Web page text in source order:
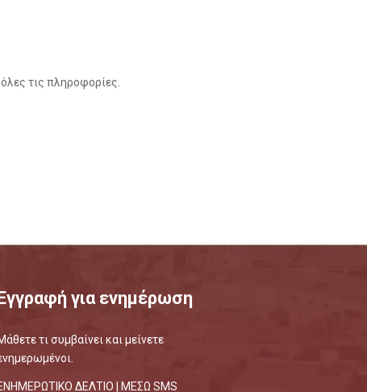
τις πληροφορίες.
για ενημέρωση
τι συμβαίνει και μείνετε
ΔΕΛΤΙΟ | ΜΕΣΩ SMS